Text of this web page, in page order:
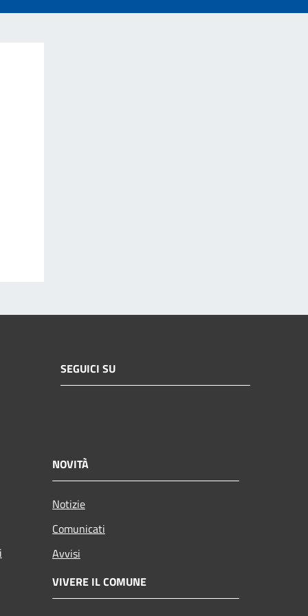
SEGUICI SU
NOVITÀ
Notizie
Comunicati
Avvisi
VIVERE IL COMUNE